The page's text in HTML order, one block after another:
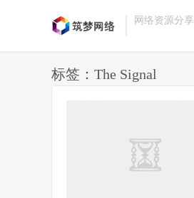
网络资源分享
标签：The Signal